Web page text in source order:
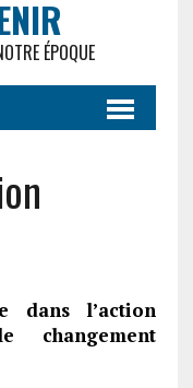
ÉPOQUE
dans l’action